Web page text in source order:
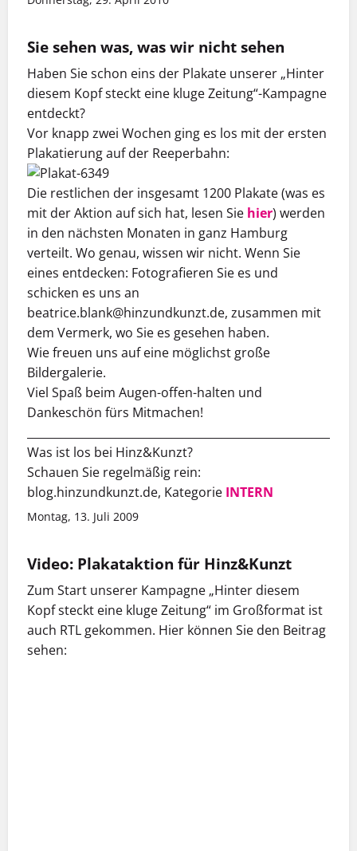
Sie sehen was, was wir nicht sehen
Haben Sie schon eins der Plakate unserer „Hinter
diesem Kopf steckt eine kluge Zeitung“-Kampagne
entdeckt?
Vor knapp zwei Wochen ging es los mit der ersten
Plakatierung auf der Reeperbahn:
Die restlichen der insgesamt 1200 Plakate (was es
mit der Aktion auf sich hat, lesen Sie hier) werden
in den nächsten Monaten in ganz Hamburg
verteilt. Wo genau, wissen wir nicht. Wenn Sie
eines entdecken: Fotografieren Sie es und
schicken es uns an
beatrice.blank@hinzundkunzt.de, zusammen mit
dem Vermerk, wo Sie es gesehen haben.
Wie freuen uns auf eine möglichst große
Bildergalerie.
Viel Spaß beim Augen-offen-halten und
Dankeschön fürs Mitmachen!
Was ist los bei Hinz&Kunzt?
Schauen Sie regelmäßig rein:
blog.hinzundkunzt.de, Kategorie INTERN
Montag, 13. Juli 2009
Video: Plakataktion für Hinz&Kunzt
Zum Start unserer Kampagne „Hinter diesem
Kopf steckt eine kluge Zeitung“ im Großformat ist
auch RTL gekommen. Hier können Sie den Beitrag
sehen: